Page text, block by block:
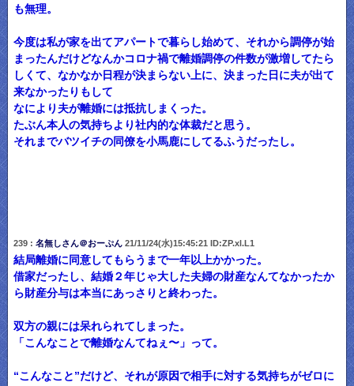
も無理。
今度は私が家を出てアパートで暮らし始めて、それから調停が始
まったんだけどなんかコロナ禍で離婚調停の件数が激増してたら
しくて、なかなか日程が決まらない上に、決まった日に夫が出て
来なかったりもして
なにより夫が離婚には抵抗しまくった。
たぶん本人の気持ちより社内的な体裁だと思う。
それまでバツイチの同僚を小馬鹿にしてるふうだったし。
239 : 名無しさん＠おーぷん21/11/24(水)15:45:21 ID:ZP.xl.L1
結局離婚に同意してもらうまで一年以上かかった。
借家だったし、結婚２年じゃ大した夫婦の財産なんてなかったか
ら財産分与は本当にあっさりと終わった。
双方の親には呆れられてしまった。
「こんなことで離婚なんてねぇ〜」って。
“こんなこと”だけど、それが原因で相手に対する気持ちがゼロに